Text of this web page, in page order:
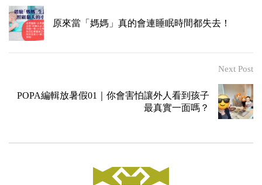
原來當「媽媽」真的會連睡眠時間都失去！
Next Post
POPA編輯放暑假01｜你會害怕讓外人看到孩子
最真實一面嗎？